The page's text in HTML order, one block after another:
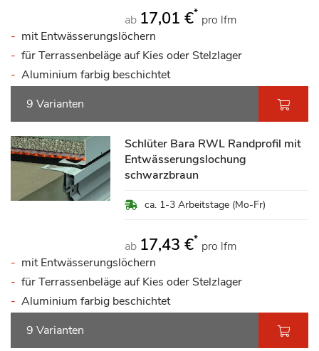
ab 17,01 €* pro lfm
mit Entwässerungslöchern
für Terrassenbeläge auf Kies oder Stelzlager
Aluminium farbig beschichtet
9 Varianten
Schlüter Bara RWL Randprofil mit
Entwässerungslochung
schwarzbraun
ca. 1-3 Arbeitstage (Mo-Fr)
ab 17,43 €* pro lfm
mit Entwässerungslöchern
für Terrassenbeläge auf Kies oder Stelzlager
Aluminium farbig beschichtet
9 Varianten